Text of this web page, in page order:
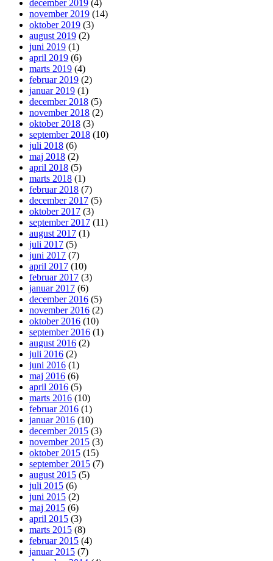
december 2019 (4)
november 2019 (14)
oktober 2019 (3)
august 2019 (2)
juni 2019 (1)
april 2019 (6)
marts 2019 (4)
februar 2019 (2)
januar 2019 (1)
december 2018 (5)
november 2018 (2)
oktober 2018 (3)
september 2018 (10)
juli 2018 (6)
maj 2018 (2)
april 2018 (5)
marts 2018 (1)
februar 2018 (7)
december 2017 (5)
oktober 2017 (3)
september 2017 (11)
august 2017 (1)
juli 2017 (5)
juni 2017 (7)
april 2017 (10)
februar 2017 (3)
januar 2017 (6)
december 2016 (5)
november 2016 (2)
oktober 2016 (10)
september 2016 (1)
august 2016 (2)
juli 2016 (2)
juni 2016 (1)
maj 2016 (6)
april 2016 (5)
marts 2016 (10)
februar 2016 (1)
januar 2016 (10)
december 2015 (3)
november 2015 (3)
oktober 2015 (15)
september 2015 (7)
august 2015 (5)
juli 2015 (6)
juni 2015 (2)
maj 2015 (6)
april 2015 (3)
marts 2015 (8)
februar 2015 (4)
januar 2015 (7)